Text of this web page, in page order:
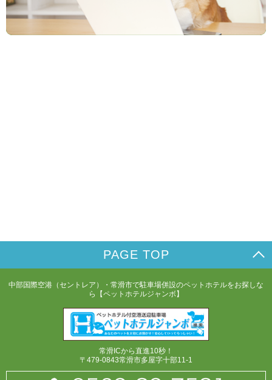
PAGE TOP
中部国際空港（セントレア）・常滑市で駐車場併設のペットホテルをお探しな
ら【ペットホテルジャンボ】
常滑ICから直進10秒！
〒479-0843常滑市多屋字十部11-1